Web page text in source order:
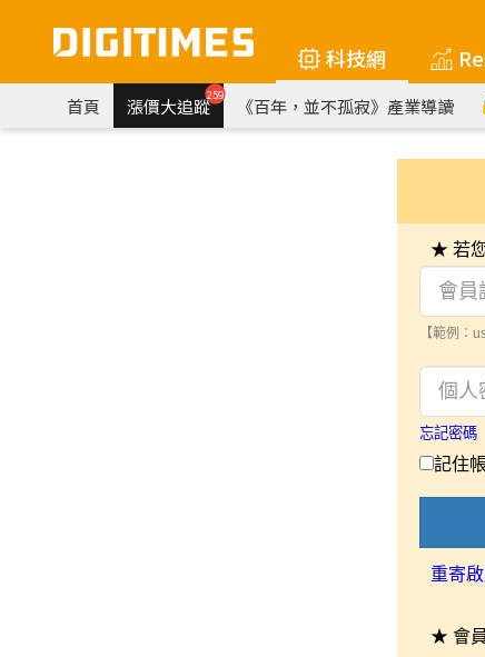
科技網
首頁 漲價大追蹤259 《百年，並不孤寂》產業導讀
★ 若
【範例：
忘記密碼
記住
重寄
★ 會